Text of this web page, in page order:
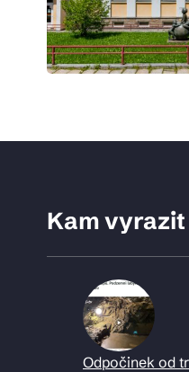
Kam vyrazit
Odpočinek od